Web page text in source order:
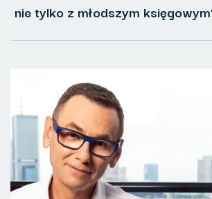
nie tylko z młodszym